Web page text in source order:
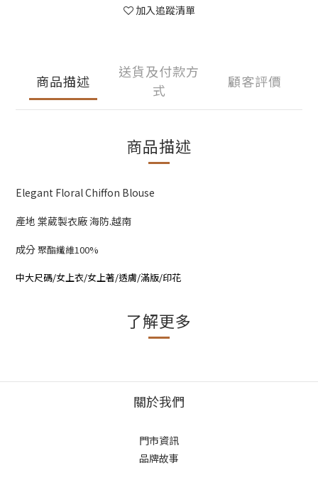
加入追蹤清單
商品描述
送貨及付款方
式
顧客評價
商品描述
Elegant Floral Chiffon Blouse
產地 棠葳製衣廠 海防.越南
成分聚酯纖維100%
中大尺碼/女上衣/女上著/透膚/滿版/印花
了解更多
關於我們
門市資訊
品牌故事